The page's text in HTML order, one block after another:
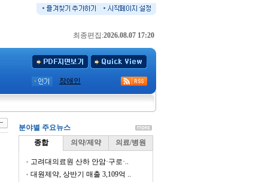
최종편집:2026.08.07 17:20
장애인
분야별 주요뉴스
종합
의약/제약 의료/병원
고려대의료원 산하 안암·구로·..
대원제약, 상반기 매출 3,109억 ..